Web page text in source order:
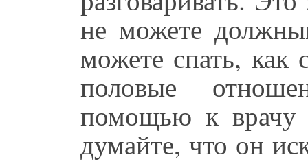
не можете
можете спать, как
половые
помощью к врачу
думайте, что он